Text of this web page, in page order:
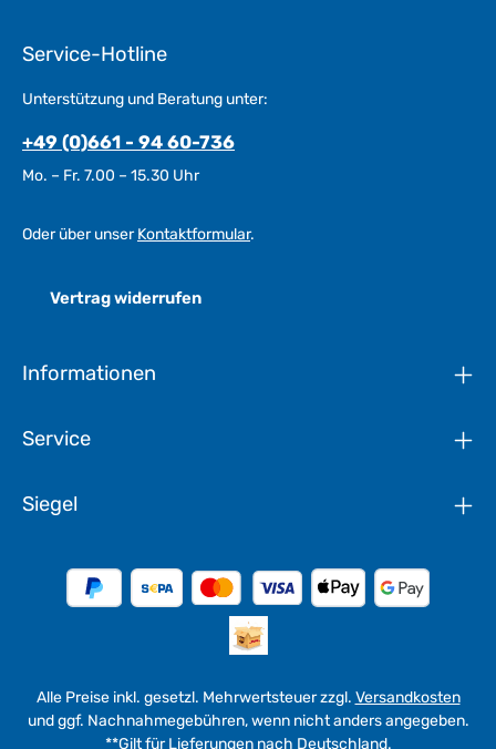
Service-Hotline
Unterstützung und Beratung unter:
+49 (0)661 - 94 60-736
Mo. – Fr. 7.00 – 15.30 Uhr
Oder über unserKontaktformular.
Vertrag widerrufen
Informationen
Service
Siegel
Alle Preise inkl. gesetzl. Mehrwertsteuer zzgl. Versandkosten
und ggf. Nachnahmegebühren, wenn nicht anders angegeben.
**Gilt für Lieferungen nach Deutschland.